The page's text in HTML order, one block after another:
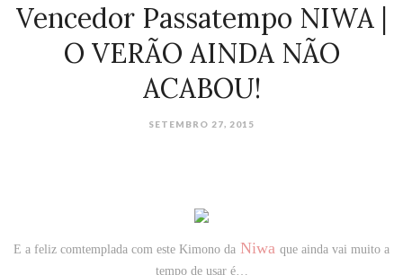
Vencedor Passatempo NIWA |
O VERÃO AINDA NÃO
ACABOU!
SETEMBRO 27, 2015
E a feliz comtemplada com este Kimono da Niwa que ainda vai muito a
tempo de usar é…